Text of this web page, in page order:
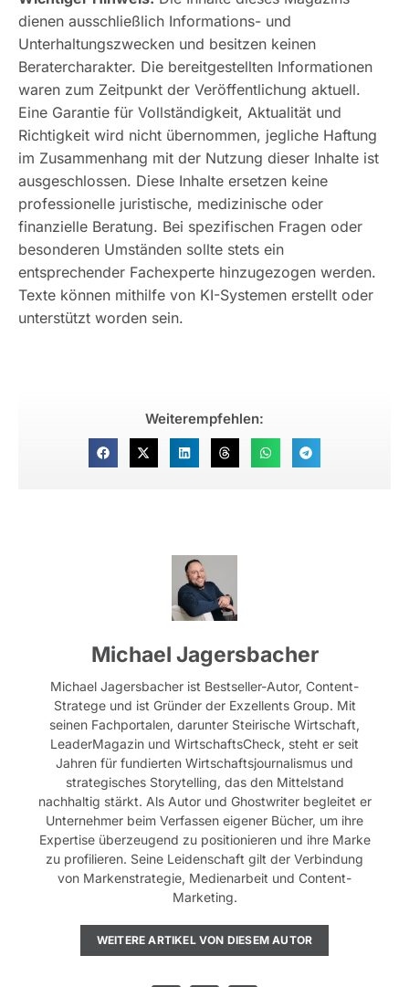
dienen ausschließlich Informations- und
Unterhaltungszwecken und besitzen keinen
Beratercharakter. Die bereitgestellten Informationen
waren zum Zeitpunkt der Veröffentlichung aktuell.
Eine Garantie für Vollständigkeit, Aktualität und
Richtigkeit wird nicht übernommen, jegliche Haftung
im Zusammenhang mit der Nutzung dieser Inhalte ist
ausgeschlossen. Diese Inhalte ersetzen keine
professionelle juristische, medizinische oder
finanzielle Beratung. Bei spezifischen Fragen oder
besonderen Umständen sollte stets ein
entsprechender Fachexperte hinzugezogen werden.
Texte können mithilfe von KI-Systemen erstellt oder
unterstützt worden sein.
Weiterempfehlen:
Michael Jagersbacher
Michael Jagersbacher ist Bestseller-Autor, Content-
Stratege und ist Gründer der Exzellents Group. Mit
seinen Fachportalen, darunter Steirische Wirtschaft,
LeaderMagazin und WirtschaftsCheck, steht er seit
Jahren für fundierten Wirtschaftsjournalismus und
strategisches Storytelling, das den Mittelstand
nachhaltig stärkt. Als Autor und Ghostwriter begleitet er
Unternehmer beim Verfassen eigener Bücher, um ihre
Expertise überzeugend zu positionieren und ihre Marke
zu profilieren. Seine Leidenschaft gilt der Verbindung
von Markenstrategie, Medienarbeit und Content-
Marketing.
WEITERE ARTIKEL VON DIESEM AUTOR